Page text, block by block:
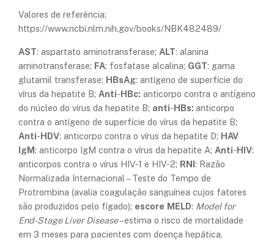
Valores de referência:
https://www.ncbi.nlm.nih.gov/books/NBK482489/
AST: aspartato aminotransferase; ALT: alanina
aminotransferase; FA: fosfatase alcalina; GGT: gama
glutamil transferase; HBsAg: antígeno de superfície do
vírus da hepatite B; Anti-HBc: anticorpo contra o antígeno
do núcleo do vírus da hepatite B; anti-HBs: anticorpo
contra o antígeno de superfície do vírus da hepatite B;
Anti-HDV: anticorpo contra o vírus da hepatite D; HAV
IgM: anticorpo IgM contra o vírus da hepatite A; Anti-HIV:
anticorpos contra o vírus HIV-1 e HIV-2; RNI: Razão
Normalizada Internacional – Teste do Tempo de
Protrombina (avalia coagulação sanguínea cujos fatores
são produzidos pelo fígado); escore MELD: Model for
End-Stage Liver Disease –estima o risco de mortalidade
em 3 meses para pacientes com doença hepática.